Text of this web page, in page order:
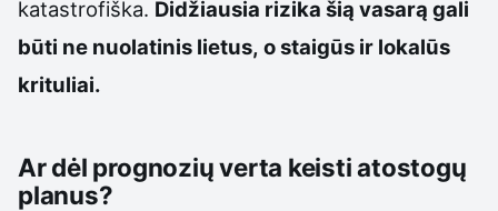
katastrofiška. Didžiausia rizika šią vasarą gali
būti ne nuolatinis lietus, o staigūs ir lokalūs
krituliai.
Ar dėl prognozių verta keisti atostogų
planus?